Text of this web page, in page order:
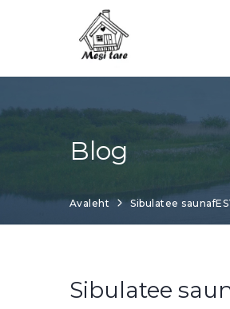
Blog
Avaleht Sibulatee
Sibulatee